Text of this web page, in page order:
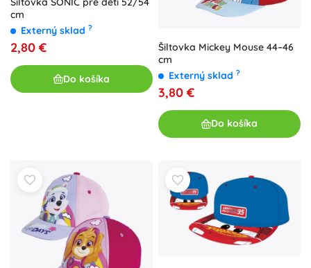
cm
Externý sklad ?
2,80 €
Do košíka
Šiltovka Mickey Mouse 44–46
cm
Externý sklad ?
3,80 €
Do košíka